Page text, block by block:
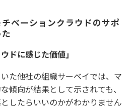
ベーションクラウドのサポ
ドに感じた価値」
た他社の組織サーベイでは、マ
傾向が結果として示されても、
したらいいのかがわかりません